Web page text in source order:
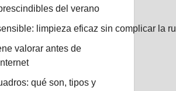
del verano
limpieza eficaz sin complicar la
valorar antes de
qué son, tipos y